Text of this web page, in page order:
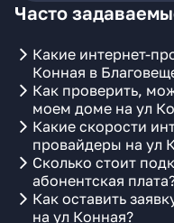
Часто
Какие интернет-
Конная в
Как проверить,
моем доме на ул
Какие скорости
провайдеры на ул
Сколько стоит
абонентская
Как оставить
на ул Конная?